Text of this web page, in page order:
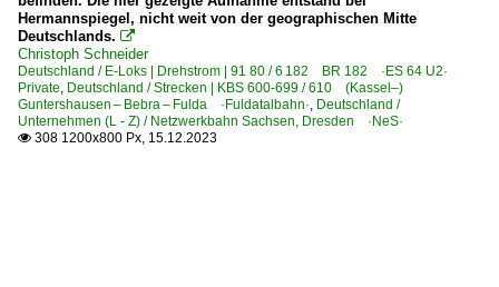
Hermannspiegel, nicht weit von der geographischen Mitte
Deutschlands. 
Christoph Schneider
Deutschland / E-Loks | Drehstrom | 91 80 / 6 182 BR 182 ·ES 64 U2·
Private, Deutschland / Strecken | KBS 600-699 / 610 (Kassel–)
Guntershausen – Bebra – Fulda ·Fuldatalbahn·, Deutschland /
Unternehmen (L - Z) / Netzwerkbahn Sachsen, Dresden ·NeS·
 308 1200x800 Px, 15.12.2023